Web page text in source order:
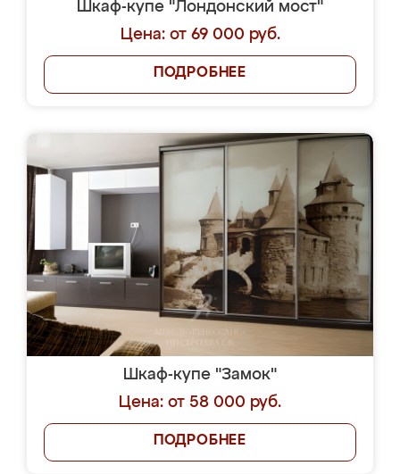
Шкаф-купе "Лондонский мост"
Цена: от 69 000 руб.
ПОДРОБНЕЕ
Шкаф-купе "Замок"
Цена: от 58 000 руб.
ПОДРОБНЕЕ